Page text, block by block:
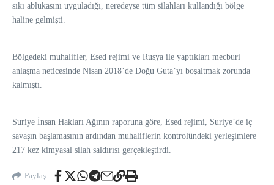
sıkı ablukasını uyguladığı, neredeyse tüm silahları kullandığı bölge
haline gelmişti.
Bölgedeki muhalifler, Esed rejimi ve Rusya ile yaptıkları mecburi
anlaşma neticesinde Nisan 2018’de Doğu Guta’yı boşaltmak zorunda
kalmıştı.
Suriye İnsan Hakları Ağının raporuna göre, Esed rejimi, Suriye’de iç
savaşın başlamasının ardından muhaliflerin kontrolündeki yerleşimlere
217 kez kimyasal silah saldırısı gerçekleştirdi.
Paylaş